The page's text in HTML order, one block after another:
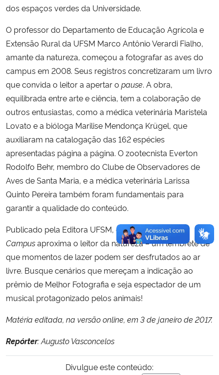
Planalto
dos espaços verdes da Universidade.
O professor do Departamento de Educação Agrícola e
Extensão Rural da UFSM Marco Antônio Verardi Fialho,
amante da natureza, começou a fotografar as aves do
campus em 2008. Seus registros concretizaram um livro
que convida o leitor a apertar o pause. A obra,
equilibrada entre arte e ciência, tem a colaboração de
outros entusiastas, como a médica veterinária Maristela
Lovato e a bióloga Marilise Mendonça Krügel, que
auxiliaram na catalogação das 162 espécies
apresentadas página a página. O zootecnista Everton
Rodolfo Behr, membro do Clube de Observadores de
Aves de Santa Maria, e a médica veterinária Larissa
Quinto Pereira também foram fundamentais para
garantir a qualidade do conteúdo.
Publicado pela Editora UFSM, o livro Avifauna no
Campusaproxima o leitor da natureza – um lembrete de
que momentos de lazer podem ser desfrutados ao ar
livre. Busque cenários que mereçam a indicação ao
prêmio de Melhor Fotografia e seja espectador de um
musical protagonizado pelos animais!
Matéria editada, na versão online, em 3 de janeiro de 2017.
Repórter: Augusto Vasconcelos
Divulgue este conteúdo: